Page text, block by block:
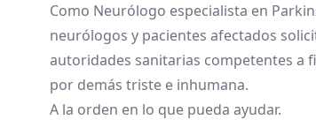
Como Neurólogo especialista en
neurólogos y pacientes afectados
autoridades sanitarias competentes a
por demás triste e inhumana.
A la orden en lo que pueda ayudar.